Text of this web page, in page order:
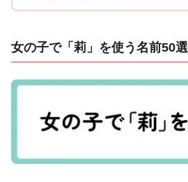
女の子で「莉」を使う名前50選